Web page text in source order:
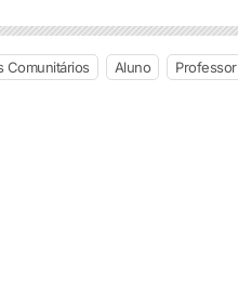
Comunitários Aluno Professor